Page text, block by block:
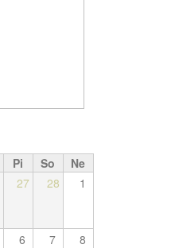
Pi So
Ne
27 28 1
6 7 8